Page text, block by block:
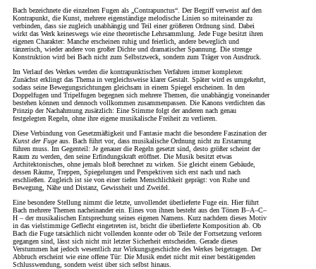
Bach bezeichnete die einzelnen Fugen als „Contrapunctus“. Der Begriff verweist auf den
Kontrapunkt, die Kunst, mehrere eigenständige melodische Linien so miteinander zu
verbinden, dass sie zugleich unabhängig und Teil einer größeren Ordnung sind. Dabei
wirkt das Werk keineswegs wie eine theoretische Lehrsammlung. Jede Fuge besitzt ihren
eigenen Charakter: Manche erscheinen ruhig und feierlich, andere beweglich und
tänzerisch, wieder andere von großer Dichte und dramatischer Spannung. Die strenge
Konstruktion wird bei Bach nicht zum Selbstzweck, sondern zum Träger von Ausdruck.
Im Verlauf des Werkes werden die kontrapunktischen Verfahren immer komplexer.
Zunächst erklingt das Thema in vergleichsweise klarer Gestalt. Später wird es umgekehrt,
sodass seine Bewegungsrichtungen gleichsam in einem Spiegel erscheinen. In den
Doppelfugen und Tripelfugen begegnen sich mehrere Themen, die unabhängig voneinander
bestehen können und dennoch vollkommen zusammenpassen. Die Kanons verdichten das
Prinzip der Nachahmung zusätzlich: Eine Stimme folgt der anderen nach genau
festgelegten Regeln, ohne ihre eigene musikalische Freiheit zu verlieren.
Diese Verbindung von Gesetzmäßigkeit und Fantasie macht die besondere Faszination der
Kunst der Fugeaus. Bach führt vor, dass musikalische Ordnung nicht zu Erstarrung
führen muss. Im Gegenteil: Je genauer die Regeln gesetzt sind, desto größer scheint der
Raum zu werden, den seine Erfindungskraft eröffnet. Die Musik besitzt etwas
Architektonisches, ohne jemals bloß berechnet zu wirken. Sie gleicht einem Gebäude,
dessen Räume, Treppen, Spiegelungen und Perspektiven sich erst nach und nach
erschließen. Zugleich ist sie von einer tiefen Menschlichkeit geprägt: von Ruhe und
Bewegung, Nähe und Distanz, Gewissheit und Zweifel.
Eine besondere Stellung nimmt die letzte, unvollendet überlieferte Fuge ein. Hier führt
Bach mehrere Themen nacheinander ein. Eines von ihnen besteht aus den Tönen B–A–C–
H – der musikalischen Entsprechung seines eigenen Namens. Kurz nachdem dieses Motiv
in das vielstimmige Geflecht eingetreten ist, bricht die überlieferte Komposition ab. Ob
Bach die Fuge tatsächlich nicht vollenden konnte oder ob Teile der Fortsetzung verloren
gegangen sind, lässt sich nicht mit letzter Sicherheit entscheiden. Gerade dieses
Verstummen hat jedoch wesentlich zur Wirkungsgeschichte des Werkes beigetragen. Der
Abbruch erscheint wie eine offene Tür: Die Musik endet nicht mit einer bestätigenden
Schlusswendung, sondern weist über sich selbst hinaus.